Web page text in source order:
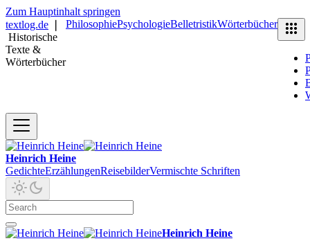
Zum Hauptinhalt springen
textlog.de
Historische
Texte &
Wörterbücher
PhilosophiePsychologieBelletristikWörterbücher
Heinrich Heine
GedichteErzählungenReisebilderVermischte Schriften
Heinrich Heine